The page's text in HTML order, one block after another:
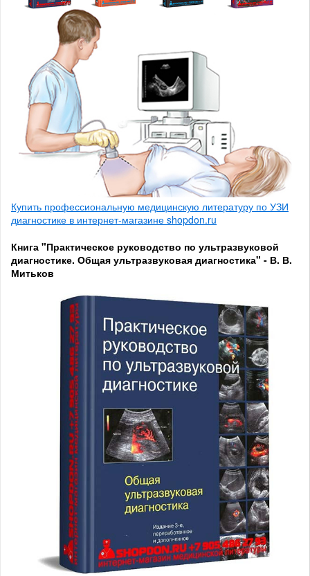
Купить профессиональную медицинскую литературу по УЗИ
диагностике в интернет-магазине shopdon.ru
Книга "Практическое руководство по ультразвуковой
диагностике. Общая ультразвуковая диагностика" - В. В.
Митьков